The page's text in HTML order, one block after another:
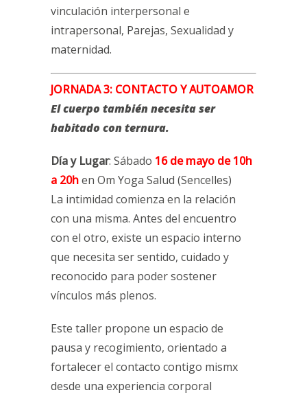
vinculación interpersonal e
intrapersonal, Parejas, Sexualidad y
maternidad.
JORNADA 3: CONTACTO Y AUTOAMOR
El cuerpo también necesita ser
habitado con ternura.
Día y Lugar: Sábado 16 de mayo de 10h
a 20hen Om Yoga Salud (Sencelles)
La intimidad comienza en la relación
con una misma. Antes del encuentro
con el otro, existe un espacio interno
que necesita ser sentido, cuidado y
reconocido para poder sostener
vínculos más plenos.
Este taller propone un espacio de
pausa y recogimiento, orientado a
fortalecer el contacto contigo mismx
desde una experiencia corporal